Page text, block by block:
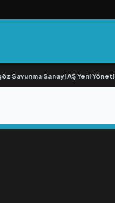
Savunma Sanayi AŞ Yeni